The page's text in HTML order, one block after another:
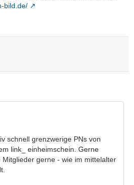
bild.de/
schnell grenzwerige PNs von
link_ einheimschein. Gerne
gerne - wie im mittelalter